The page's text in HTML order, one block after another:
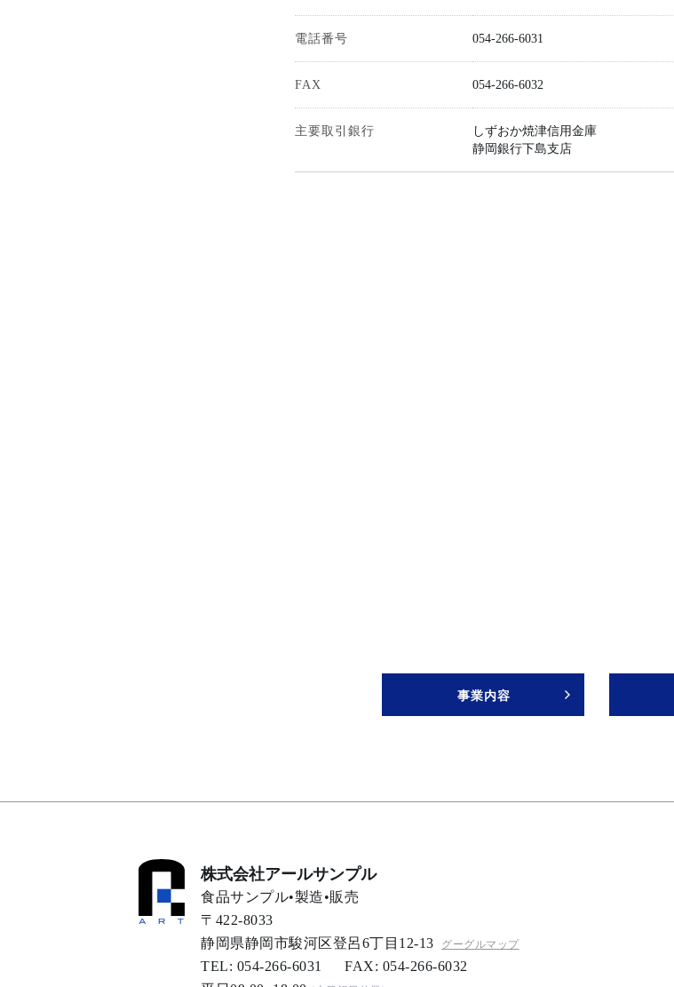
電話番号 054-266-6031
FAX 054-266-6032
主要取引銀行
しずおか焼津信用金庫
静岡銀行下島支店
事業内容 >
株式会社アールサンプル
食品サンプル•製造•販売
〒422-8033
静岡県静岡市駿河区登呂6丁目12-13
グーグルマップ
TEL: 054-266-6031 FAX: 054-266-6032